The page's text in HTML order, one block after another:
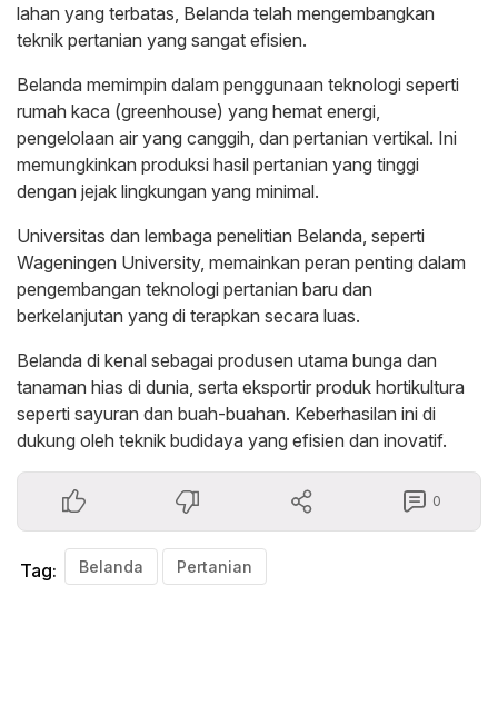
lahan yang terbatas, Belanda telah mengembangkan
teknik pertanian yang sangat efisien.
Belanda memimpin dalam penggunaan teknologi seperti
rumah kaca (greenhouse) yang hemat energi,
pengelolaan air yang canggih, dan pertanian vertikal. Ini
memungkinkan produksi hasil pertanian yang tinggi
dengan jejak lingkungan yang minimal.
Universitas dan lembaga penelitian Belanda, seperti
Wageningen University, memainkan peran penting dalam
pengembangan teknologi pertanian baru dan
berkelanjutan yang di terapkan secara luas.
Belanda di kenal sebagai produsen utama bunga dan
tanaman hias di dunia, serta eksportir produk hortikultura
seperti sayuran dan buah-buahan. Keberhasilan ini di
dukung oleh teknik budidaya yang efisien dan inovatif.
0
Tag: Belanda Pertanian